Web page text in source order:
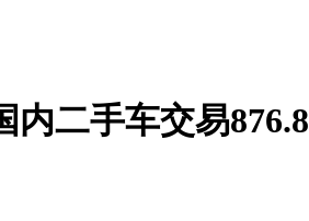
内二手车交易